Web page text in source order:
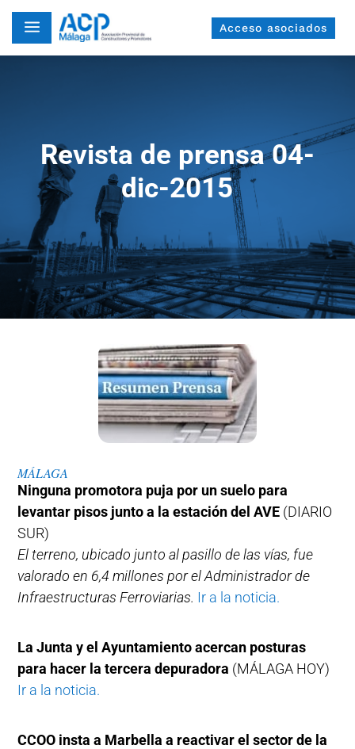
a Acceso asociados
Revista de prensa 04-
dic-2015
MÁLAGA
Ninguna promotora puja por un suelo para
levantar pisos junto a la estación del AVE (DIARIO
SUR)
El terreno, ubicado junto al pasillo de las vías, fue
valorado en 6,4 millones por el Administrador de
Infraestructuras Ferroviarias. Ir a la noticia.
La Junta y el Ayuntamiento acercan posturas
para hacer la tercera depuradora (MÁLAGA HOY)
Ir a la noticia.
CCOO insta a Marbella a reactivar el sector de la